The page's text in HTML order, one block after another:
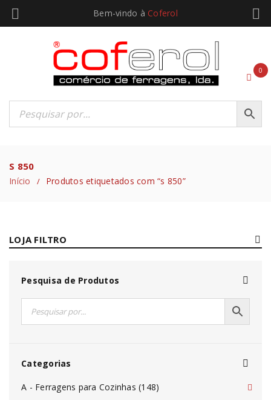
Bem-vindo à Coferol
0
S 850
Início / Produtos etiquetados com “s 850”
LOJA FILTRO
Pesquisa de Produtos
Categorias
A - Ferragens para Cozinhas (148)